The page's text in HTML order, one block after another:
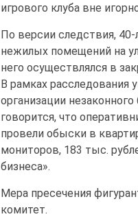
игрового клуба вне
По версии следствия, 40-
нежилых помещений на
него осуществлялся в
В рамках расследования
организации
говорится, что
провели обыски в
мониторов, 183 тыс.
бизнеса».
Мера пресечения
комитет.